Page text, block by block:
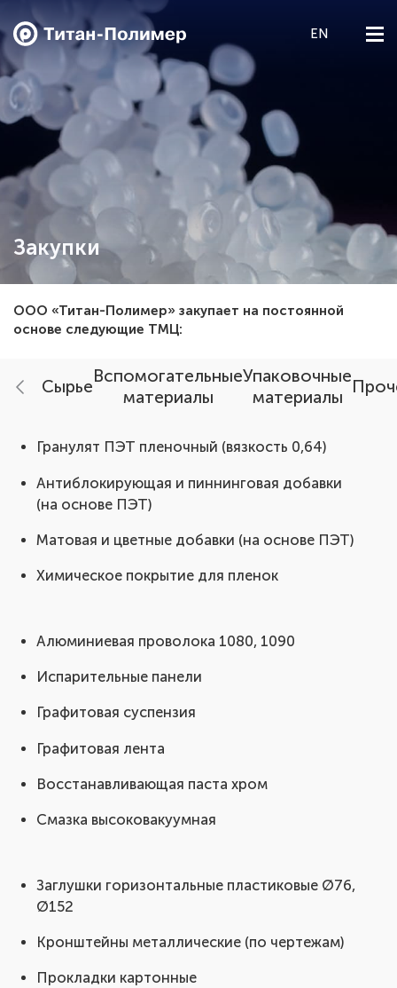
О компании
Экология
Продукция Пленка БОПЭТ
Продукция Гранулы ПЭТ
Карьера
Новости
Закупки
EN
Закупки
ООО «Титан-Полимер» закупает на постоянной
основе следующие ТМЦ:
Сырье
Вспомогательные
материалы
Упаковочные
материалы
Гранулят ПЭТ пленочный (вязкость 0,64)
Антиблокирующая и пиннинговая добавки
(на основе ПЭТ)
Матовая и цветные добавки (на основе ПЭТ)
Химическое покрытие для пленок
Алюминиевая проволока 1080, 1090
Испарительные панели
Графитовая суспензия
Графитовая лента
Восстанавливающая паста хром
Смазка высоковакуумная
Заглушки горизонтальные пластиковые Ø76,
Ø152
Кронштейны металлические (по чертежам)
Прокладки картонные